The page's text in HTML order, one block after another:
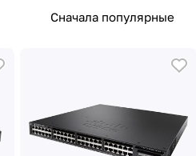
Сначала популярные